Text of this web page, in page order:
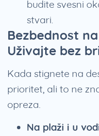
budite svesni
stvari.
Bezbednost
Uživajte bez
Kada stignete na
prioritet, ali to ne
opreza.
Na plaži i u